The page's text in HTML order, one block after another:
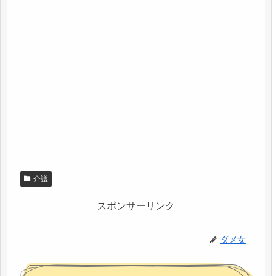
介護
スポンサーリンク
ダメ女